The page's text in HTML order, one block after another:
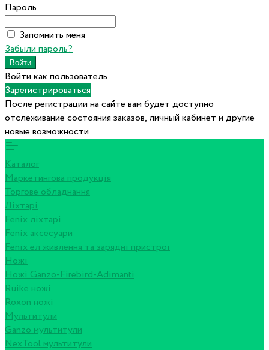
Пароль
Запомнить меня
Забыли пароль?
Войти как пользователь
Зарегистрироваться
После регистрации на сайте вам будет доступно
отслеживание состояния заказов, личный кабинет и другие
новые возможности
Каталог
Маркетингова продукція
Торгове обладнання
Ліхтарі
Fenix ліхтарі
Fenix аксесуари
Fenix ел живлення та зарядні пристрої
Ножі
Ножі Ganzo-Firebird-Adimanti
Ruike ножі
Roxon ножi
Мультитули
Ganzo мультитули
NexTool мультитули